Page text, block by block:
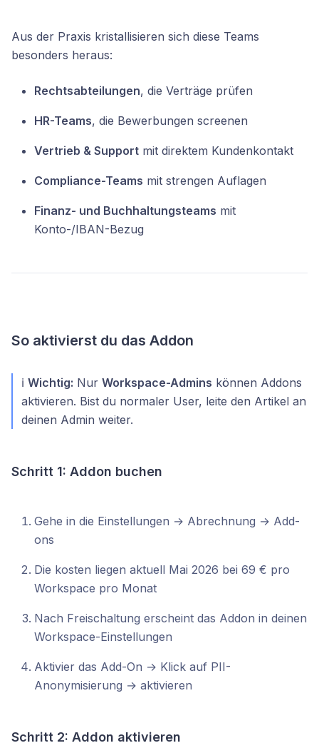
Aus der Praxis kristallisieren sich diese Teams
besonders heraus:
Rechtsabteilungen, die Verträge prüfen
HR-Teams, die Bewerbungen screenen
Vertrieb & Support mit direktem Kundenkontakt
Compliance-Teams mit strengen Auflagen
Finanz- und Buchhaltungsteams mit
Konto-/IBAN-Bezug
So aktivierst du das Addon
ℹ️ Wichtig: Nur Workspace-Admins können Addons
aktivieren. Bist du normaler User, leite den Artikel an
deinen Admin weiter.
Schritt 1: Addon buchen
Gehe in die Einstellungen → Abrechnung → Add-
ons
Die kosten liegen aktuell Mai 2026 bei 69 € pro
Workspace pro Monat
Nach Freischaltung erscheint das Addon in deinen
Workspace-Einstellungen
Aktivier das Add-On → Klick auf PII-
Anonymisierung → aktivieren
Schritt 2: Addon aktivieren